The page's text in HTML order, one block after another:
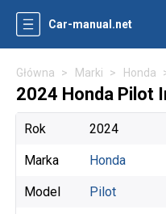
Car-manual.net
Główna Marki Honda
2024 Honda Pilot
Rok 2024
Marka Honda
Model Pilot